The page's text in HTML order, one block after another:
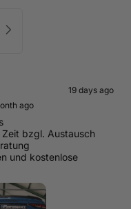
19 days ago
ago
bzgl. Austausch
und kostenlose